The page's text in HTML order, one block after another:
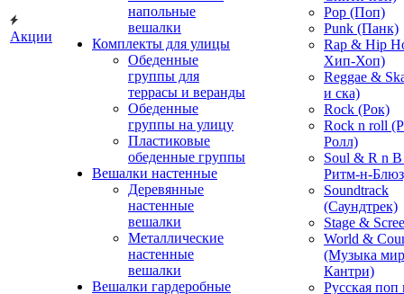
Акции
напольные
вешалки
Комплекты для улицы
Обеденные
группы для
террасы и веранды
Обеденные
группы на улицу
Пластиковые
обеденные группы
Вешалки настенные
Деревянные
настенные
вешалки
Металлические
настенные
вешалки
Вешалки гардеробные
Pop (Поп)
Punk (Панк)
Rap & Hip
Хип-Хоп)
Reggae &
и ска)
Rock (Рок)
Rock n roll
Ролл)
Soul & R n
Ритм-н-
Soundtrack
(Саундтрек)
Stage &
World &
(Музыка
Кантри)
Русская поп